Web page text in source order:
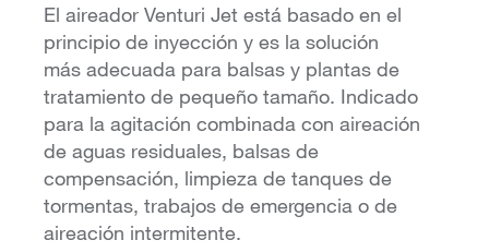
El aireador Venturi Jet está basado en el
principio de inyección y es la solución
más adecuada para balsas y plantas de
tratamiento de pequeño tamaño. Indicado
para la agitación combinada con aireación
de aguas residuales, balsas de
compensación, limpieza de tanques de
tormentas, trabajos de emergencia o de
aireación intermitente.